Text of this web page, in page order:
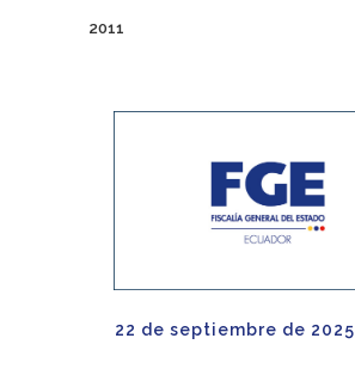
2011
22 de septiembre de 2025